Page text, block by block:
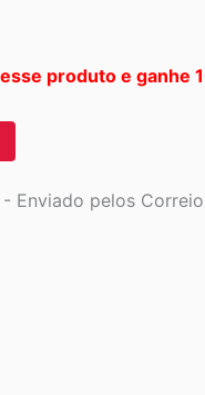
produto e ganhe
- Enviado pelos